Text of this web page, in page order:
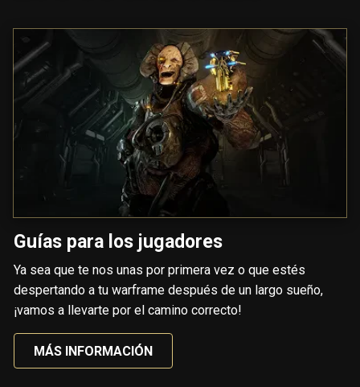
Guías para los jugadores
Ya sea que te nos unas por primera vez o que estés
despertando a tu warframe después de un largo sueño,
¡vamos a llevarte por el camino correcto!
MÁS INFORMACIÓN